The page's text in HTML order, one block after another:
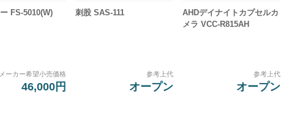
FS-5010(W)
メーカー希望小売価格
46,000円
刺股 SAS-111
参考上代
オープン
AHDデイナイトカプセルカ
メラ VCC-R815AH
参考上代
オープン